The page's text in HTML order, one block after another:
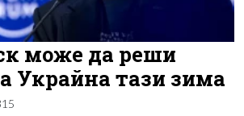
може да реши
Украйна тази зима